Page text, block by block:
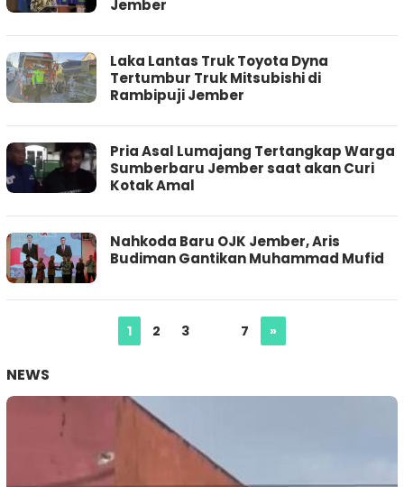
Jember
Laka Lantas Truk Toyota Dyna
Tertumbur Truk Mitsubishi di
Rambipuji Jember
Pria Asal Lumajang Tertangkap Warga
Sumberbaru Jember saat akan Curi
Kotak Amal
Nahkoda Baru OJK Jember, Aris
Budiman Gantikan Muhammad Mufid
1 2 3 7 »
NEWS